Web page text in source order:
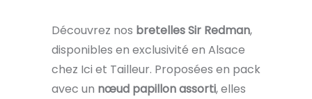
Découvrez nos bretelles Sir Redman,
disponibles en exclusivité en Alsace
chez Ici et Tailleur. Proposées en pack
avec un nœud papillon assorti, elles